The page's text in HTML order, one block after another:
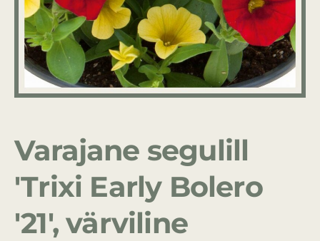
Varajane segulill
'Trixi Early Bolero
'21', värviline